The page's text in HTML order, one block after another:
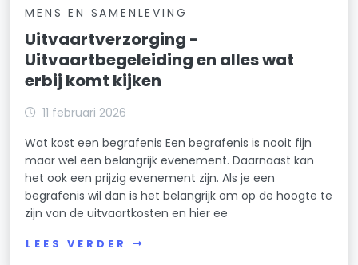
MENS EN SAMENLEVING
Uitvaartverzorging -
Uitvaartbegeleiding en alles wat
erbij komt kijken
11 februari 2026
Wat kost een begrafenis Een begrafenis is nooit fijn
maar wel een belangrijk evenement. Daarnaast kan
het ook een prijzig evenement zijn. Als je een
begrafenis wil dan is het belangrijk om op de hoogte te
zijn van de uitvaartkosten en hier ee
LEES VERDER